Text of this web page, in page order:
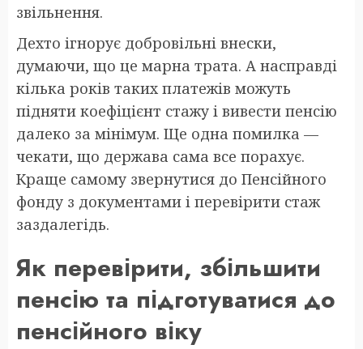
звільнення.
Дехто ігнорує добровільні внески,
думаючи, що це марна трата. А насправді
кілька років таких платежів можуть
підняти коефіцієнт стажу і вивести пенсію
далеко за мінімум. Ще одна помилка —
чекати, що держава сама все порахує.
Краще самому звернутися до Пенсійного
фонду з документами і перевірити стаж
заздалегідь.
Як перевірити, збільшити
пенсію та підготуватися до
пенсійного віку